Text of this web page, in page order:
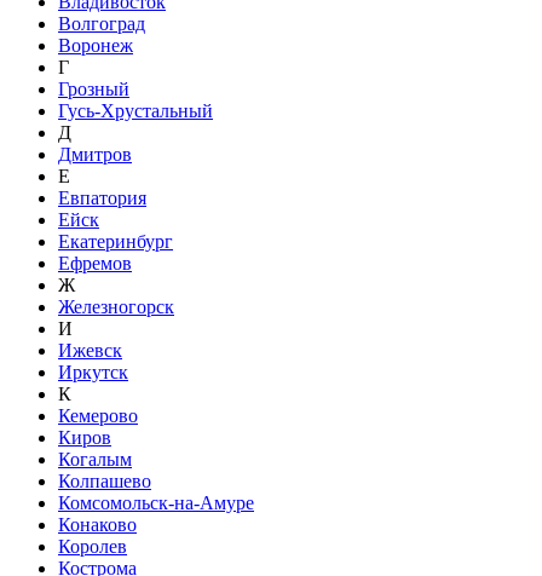
Волгоград
Воронеж
Г
Грозный
Гусь-Хрустальный
Д
Дмитров
Е
Евпатория
Ейск
Екатеринбург
Ефремов
Ж
Железногорск
И
Ижевск
Иркутск
К
Кемерово
Киров
Когалым
Колпашево
Комсомольск-на-Амуре
Конаково
Королев
Кострома